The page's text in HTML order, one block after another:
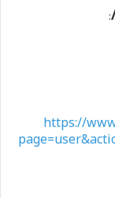
:
https://